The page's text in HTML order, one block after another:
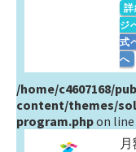
ジ
式
へ
/home/c4607168/
content/themes/
program.phpon line